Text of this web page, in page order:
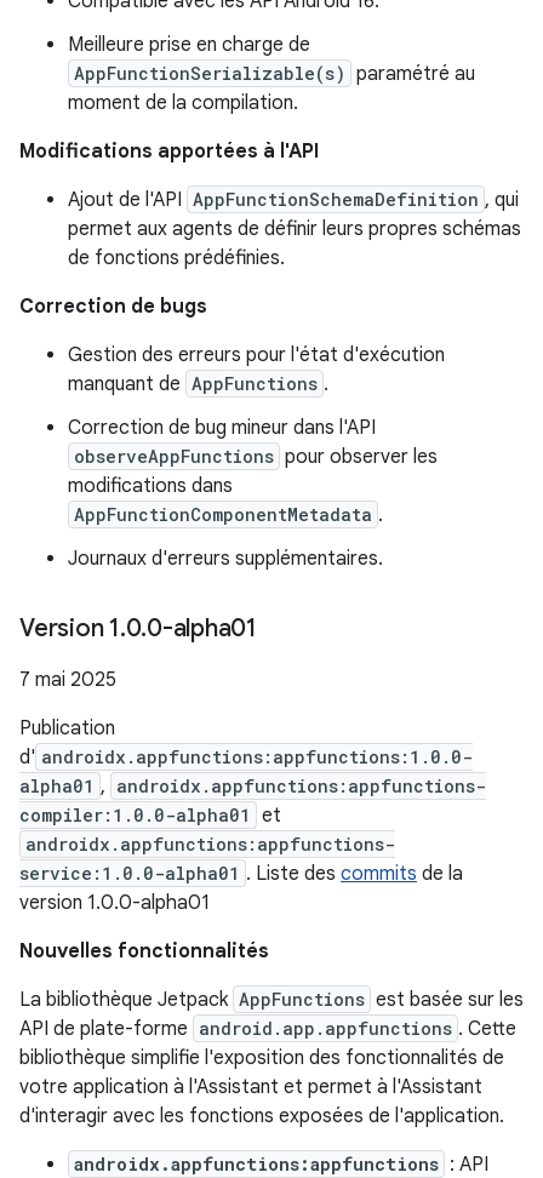
Meilleure prise en charge de
AppFunctionSerializable(s) paramétré au
moment de la compilation.
Modifications apportées à l'API
Ajout de l'API AppFunctionSchemaDefinition , qui
permet aux agents de définir leurs propres schémas
de fonctions prédéfinies.
Correction de bugs
Gestion des erreurs pour l'état d'exécution
manquant de AppFunctions .
Correction de bug mineur dans l'API
observeAppFunctions pour observer les
modifications dans
AppFunctionComponentMetadata .
Journaux d'erreurs supplémentaires.
Version 1.0.0-alpha01
7 mai 2025
Publication
d' androidx.appfunctions:appfunctions:1.0.0-
alpha01 , androidx.appfunctions:appfunctions-
compiler:1.0.0-alpha01
et
androidx.appfunctions:appfunctions-
service:1.0.0-alpha01 . Liste des commits de la
version 1.0.0-alpha01
Nouvelles fonctionnalités
La bibliothèque Jetpack AppFunctions est basée sur les
API de plate-forme android.app.appfunctions . Cette
bibliothèque simplifie l'exposition des fonctionnalités de
votre application à l'Assistant et permet à l'Assistant
d'interagir avec les fonctions exposées de l'application.
androidx.appfunctions:appfunctions : API